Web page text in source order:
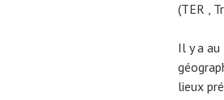
(TER ,
Il y a
lieux